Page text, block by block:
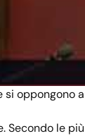
oppongono
Secondo le